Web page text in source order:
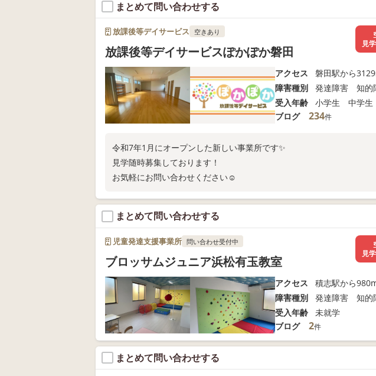
まとめて問い合わせする
放課後等デイサービス 空きあり
放課後等デイサービスぽかぽか磐田
アクセス
磐田駅から
障害種別
発達障害 知的
受入年齢
小学生 中学
ブログ
234件
令和7年1月にオープンした新しい事業所です✨
見学随時募集しております！
お気軽にお問い合わせください☺
見
まとめて問い合わせする
児童発達支援事業所 問い合わせ受付中
ブロッサムジュニア浜松有玉教室
アクセス
積志駅から
障害種別
発達障害 知的
受入年齢
未就学
ブログ
2件
見
まとめて問い合わせする